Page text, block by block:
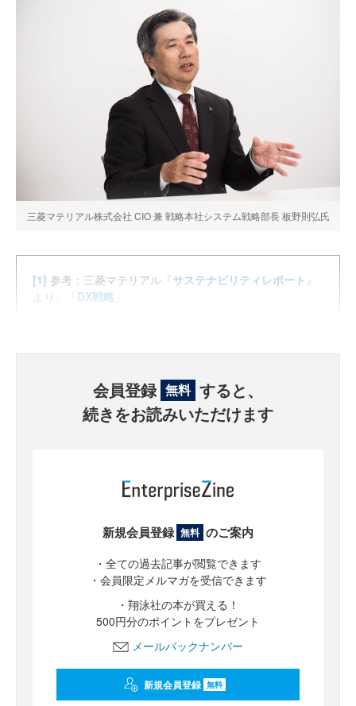
三菱マテリアル株式会社 CIO 兼 戦略本社システム戦略部長 板野則弘氏
[1] 参考：三菱マテリアル『サステナビリティレポート 』
より、「 DX戦略
会員登録 無料 すると、
続きをお読みいただけます
新規会員登録 無料 のご案内
・全ての過去記事が閲覧できます
・会員限定メルマガを受信できます
・翔泳社の本が買える！
500円分のポイントをプレゼント
メールバックナンバー
新規会員登録 無料